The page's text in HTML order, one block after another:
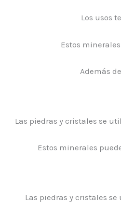
Los usos
Estos
Además
Las piedras y cristales se
Estos minerales
Las piedras y cristales